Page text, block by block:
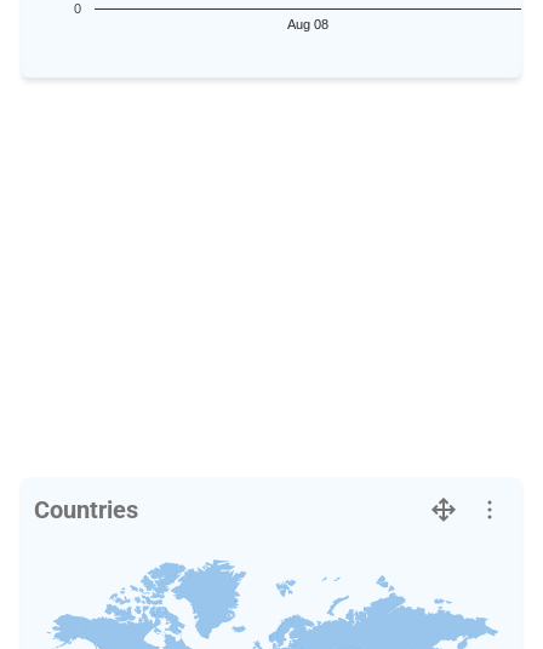
Aug 08
0
Countries